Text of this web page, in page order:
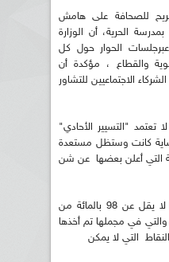
للصحافة على هامش
الحرية، أن الوزارة
الحوار حول كل
والقطاع ، مؤكدة أن
الاجتماعيين للتشاور
تعتمد "التسيير الأحادي"
كانت وستظل مستعدة
التي أعلن بعضها عن شن
وأضافت بهذا الخصوص أن ما لا يقل عن 98 بالمائة من
والتي في مجملها تم أخذها
التي لا يمكن